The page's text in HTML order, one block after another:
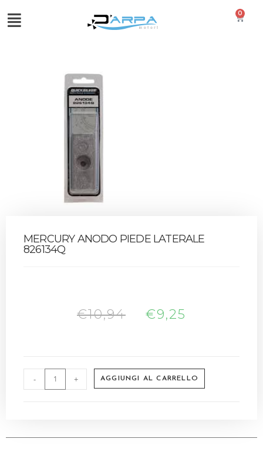
0
MERCURY ANODO PIEDE LATERALE
826134Q
€10,94 €9,25
- + AGGIUNGI AL CARRELLO